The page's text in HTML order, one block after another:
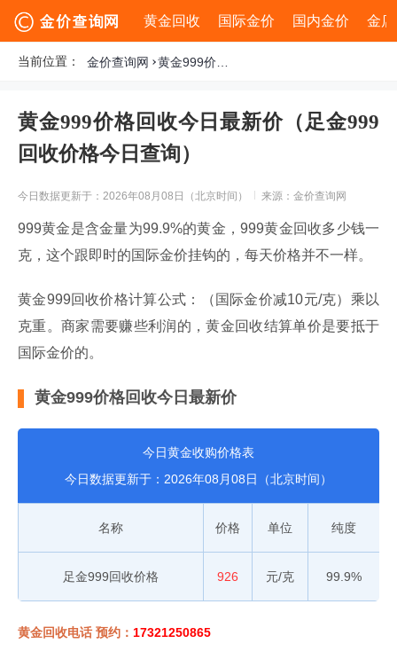
黄金回收 国际金价 国内金价 金
当前位置： 金价查询网 黄金999价格回收今日最新价（足金999回收价格今日查询）
黄金999价格回收今日最新价（足金999
回收价格今日查询）
今日数据更新于：2026年08月08日（北京时间） 来源：金价查询网
999黄金是含金量为99.9%的黄金，999黄金回收多少钱一
克，这个跟即时的国际金价挂钩的，每天价格并不一样。
黄金999回收价格计算公式：（国际金价减10元/克）乘以
克重。商家需要赚些利润的，黄金回收结算单价是要抵于
国际金价的。
黄金999价格回收今日最新价
今日黄金收购价格表
今日数据更新于：2026年08月08日（北京时间）
名称 价格 单位 纯度
足金999回收价格 926 元/克 99.9%
黄金回收电话 预约： 17321250865